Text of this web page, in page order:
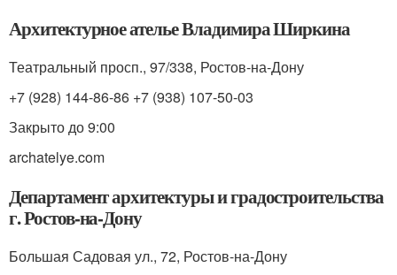
Архитектурное ателье Владимира Ширкина
Театральный просп., 97/338, Ростов-на-Дону
+7 (928) 144-86-86 +7 (938) 107-50-03
Закрыто до 9:00
archatelye.com
Департамент архитектуры и градостроительства
г. Ростов-на-Дону
Большая Садовая ул., 72, Ростов-на-Дону